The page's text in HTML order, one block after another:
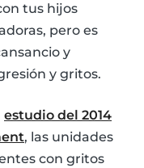
tus hijos
pero es
y
y gritos.
estudio del 2014
, las unidades
con gritos